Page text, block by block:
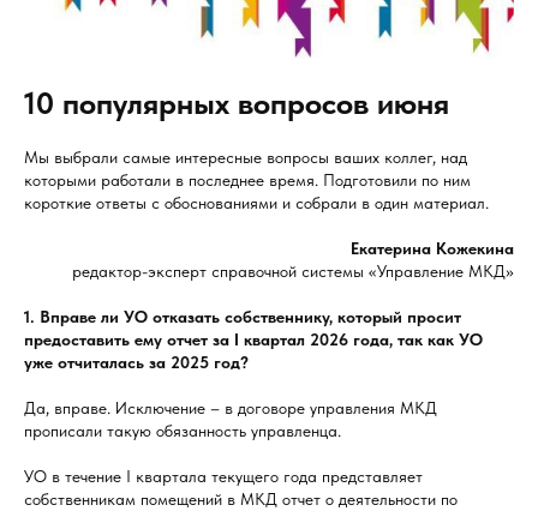
10 популярных вопросов июня
Мы выбрали самые интересные вопросы ваших коллег, над
которыми работали в последнее время. Подготовили по ним
короткие ответы с обоснованиями и собрали в один материал.
Екатерина Кожекина
редактор-эксперт справочной системы «Управление МКД»
1. Вправе ли УО отказать собственнику, который просит
предоставить ему отчет за I квартал 2026 года, так как УО
уже отчиталась за 2025 год?
Да, вправе. Исключение – в договоре управления МКД
прописали такую обязанность управленца.
УО в течение I квартала текущего года представляет
собственникам помещений в МКД отчет о деятельности по